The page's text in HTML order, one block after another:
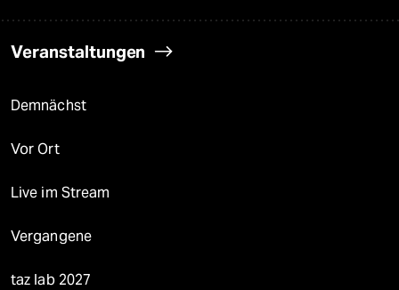
Veranstaltungen
Demnächst
Vor Ort
Live im Stream
Vergangene
taz lab 2027